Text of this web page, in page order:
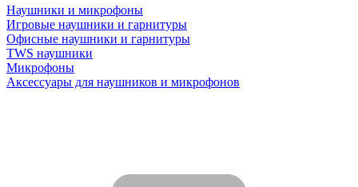
Наушники и микрофоны
Игровые наушники и гарнитуры
Офисные наушники и гарнитуры
TWS наушники
Микрофоны
Аксессуары для наушников и микрофонов